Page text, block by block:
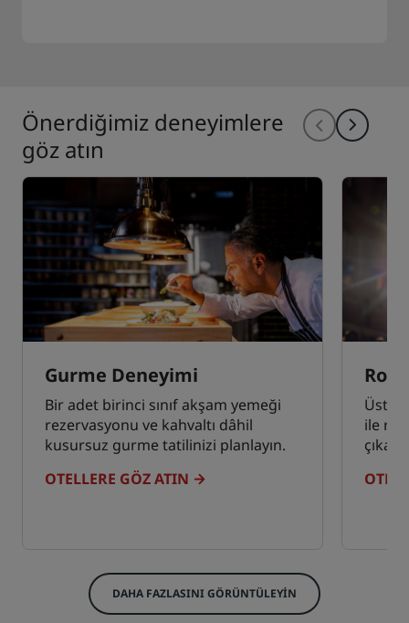
Önerdiğimiz deneyimlere
göz atın
Gurme Deneyimi
Bir adet birinci sınıf akşam yemeği
rezervasyonu ve kahvaltı dâhil
kusursuz gurme tatilinizi planlayın.
OTELLERE GÖZ ATIN
Üst
ile
DAHA FAZLASINI GÖRÜNTÜLEYIN